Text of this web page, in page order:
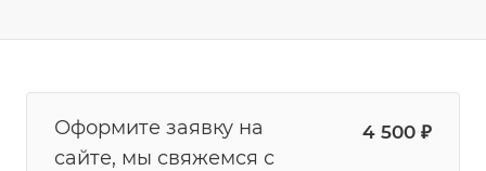
Оформите заявку на
сайте, мы свяжемся с
4 500 ₽